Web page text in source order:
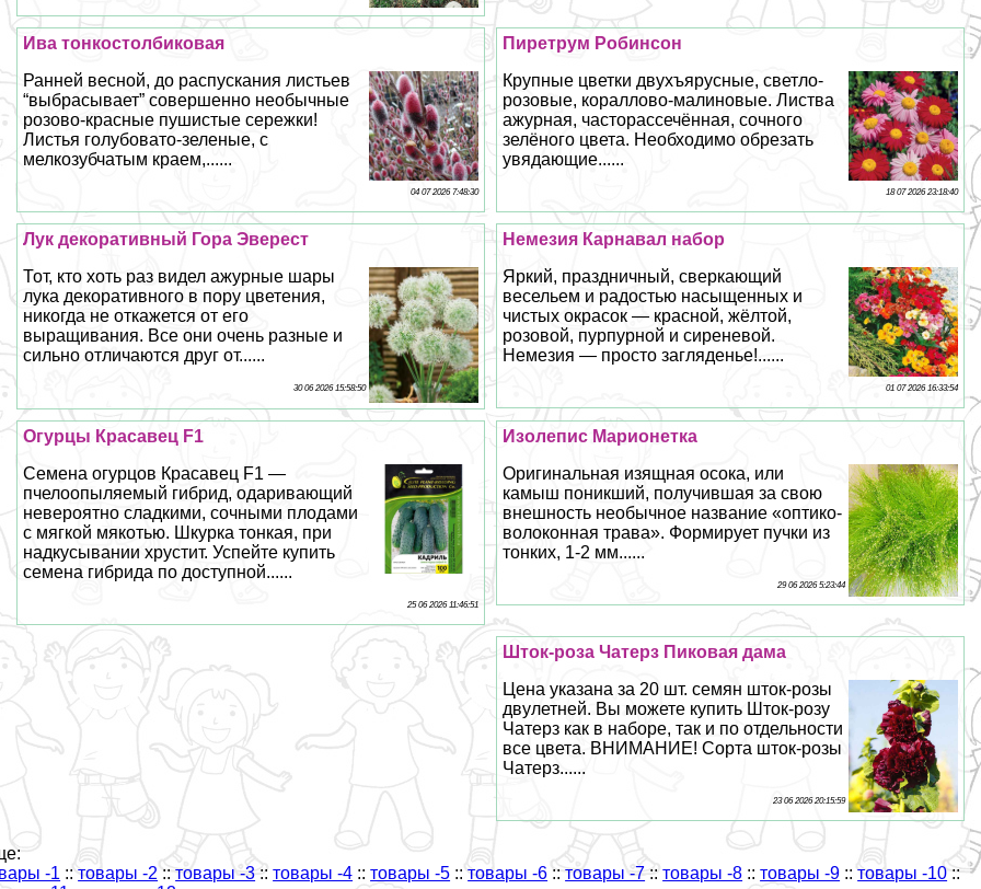
Пиретрум Робинсон
Крупные цветки двухъярусные, светло-
розовые, кораллово-малиновые. Листва
ажурная, часторассечённая, сочного
зелёного цвета. Необходимо обрезать
увядающие......
18 07 2026 23:18:40
Ива тонкостолбиковая
Ранней весной, до распускания листьев
“выбрасывает” совершенно необычные
розово-красные пушистые сережки!
Листья гoлyбовато-зеленые, с
мелкозубчатым краем,......
04 07 2026 7:48:30
Немезия Карнавал набор
Яркий, праздничный, сверкающий
весельем и радостью насыщенных и
чистых окрасок — красной, жёлтой,
розовой, пурпурной и сиреневой.
Немезия — просто загляденье!......
01 07 2026 16:33:54
Лук декоративный Гора Эверест
Тот, кто хоть раз видел ажурные шары
лука декоративного в пору цветения,
никогда не откажется от его
выращивания. Все они очень разные и
сильно отличаются друг от......
30 06 2026 15:58:50
Изолепис Марионетка
Оригинальная изящная осока, или
камыш поникший, получившая за свою
внешность необычное название «оптико-
волоконная трава». Формирует пучки из
тонких, 1-2 мм......
29 06 2026 5:23:44
Огурцы Красавец F1
Семена огурцов Красавец F1 —
пчелоопыляемый гибрид, одаривающий
невероятно сладкими, сочными плодами
с мягкой мякотью. Шкурка тонкая, при
надкусывании хрустит. Успейте купить
семена гибрида по доступной......
25 06 2026 11:46:51
Шток-роза Чатерз Пиковая дама
Цена указана за 20 шт. семян шток-розы
двулетней. Вы можете купить Шток-розу
Чатерз как в наборе, так и по отдельности
все цвета. ВНИМАНИЕ! Сорта шток-розы
Чатерз......
23 06 2026 20:15:59
-1 ::товары -2 ::товары -3 ::товары -4 ::товары -5 ::товары -6 ::товары -7 ::товары -8 ::товары -9 ::товары -10 ::